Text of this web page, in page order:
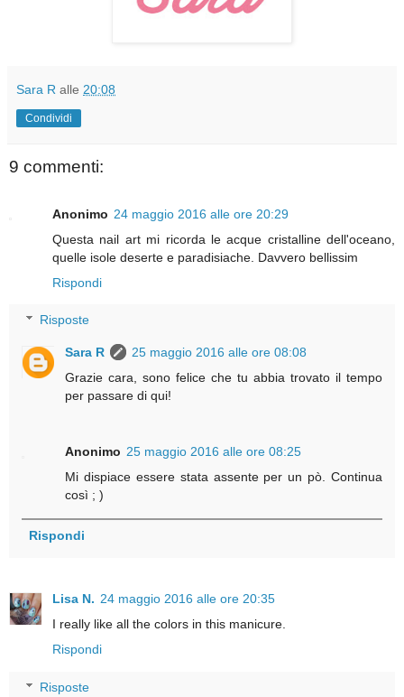
Sara R alle 20:08
Condividi
9 commenti:
Anonimo 24 maggio 2016 alle ore 20:29
Questa nail art mi ricorda le acque cristalline dell'oceano,
quelle isole deserte e paradisiache. Davvero bellissim
Rispondi
Risposte
Sara R
25 maggio 2016 alle ore 08:08
Grazie cara, sono felice che tu abbia trovato il tempo
per passare di qui!
Anonimo 25 maggio 2016 alle ore 08:25
Mi dispiace essere stata assente per un pò. Continua
così ; )
Rispondi
Lisa N. 24 maggio 2016 alle ore 20:35
I really like all the colors in this manicure.
Rispondi
Risposte